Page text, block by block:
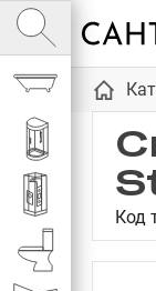
Ванны
Душевые
Душевые
Код